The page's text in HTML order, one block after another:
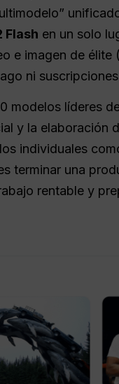
Flash en un solo
e imagen de élite
ni
modelos líderes
y la elaboración
individuales
terminar una
rentable y